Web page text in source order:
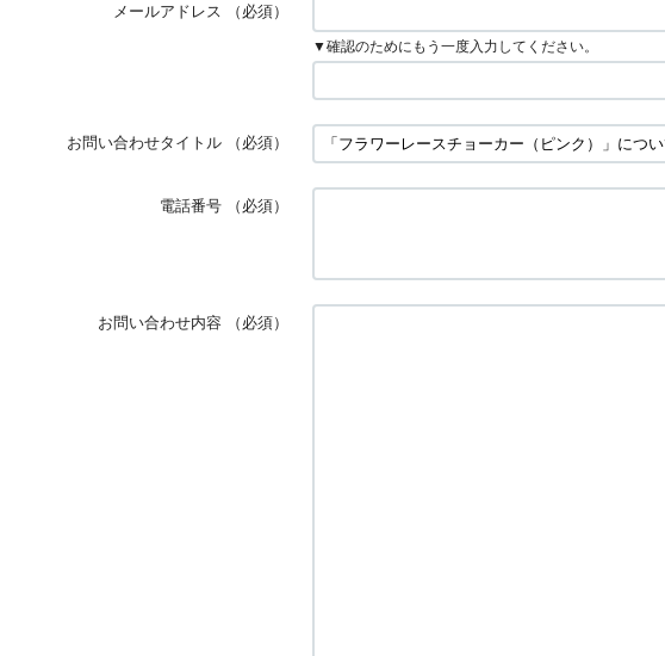
メールアドレス （必須）
▼確認のためにもう一度入力してください。
お問い合わせタイトル （必須）
電話番号 （必須）
お問い合わせ内容 （必須）